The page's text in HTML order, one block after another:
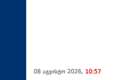
08 აგვისტო 2026, 10:57